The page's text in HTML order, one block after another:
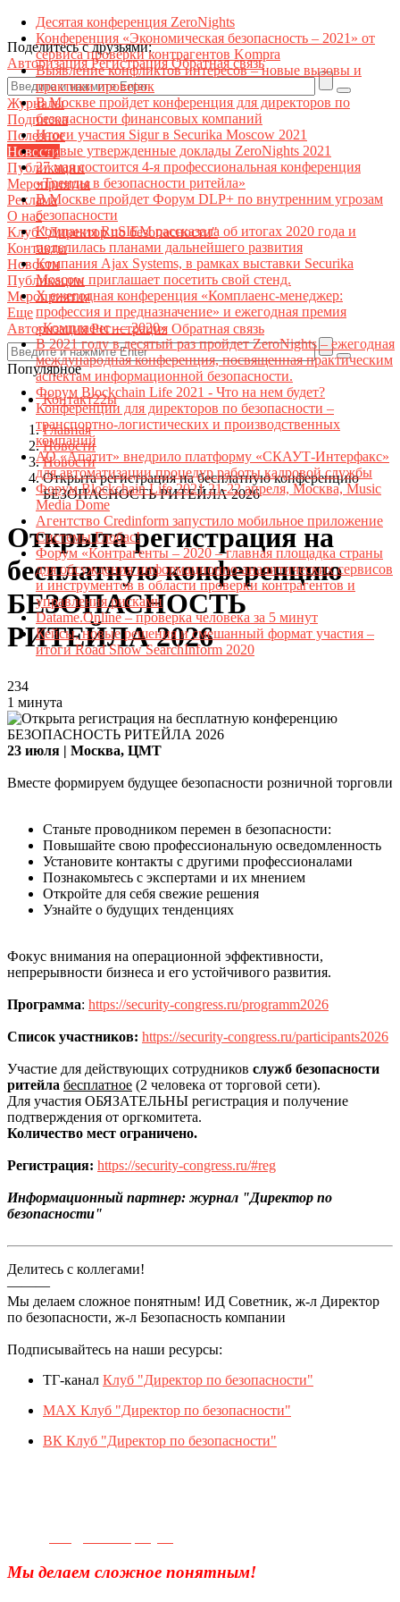
Поделитесь с друзьями:
АвторизацияРегистрацияОбратная связь
Журналы
Подписка
Полезное
Новости
Публикации
Мероприятия
Реклама
О нас
Клуб "Директор по безопасности"
Контакты
Новости
Публикации
Мероприятия
Еще
АвторизацияРегистрация Обратная связь
Популярное
Десятая конференция ZeroNights
Конференция «Экономическая безопасность – 2021» от
сервиса проверки контрагентов Kompra
Выявление конфликтов интересов – новые вызовы и
практики проверок
В Москве пройдет конференция для директоров по
безопасности финансовых компаний
Итоги участия Sigur в Securika Moscow 2021
Первые утвержденные доклады ZeroNights 2021
27 мая состоится 4-я профессиональная конференция
«Тренды в безопасности ритейла»
В Москве пройдет Форум DLP+ по внутренним угрозам
безопасности
Компания RuSIEM рассказала об итогах 2020 года и
поделилась планами дальнейшего развития
Компания Ajax Systems, в рамках выставки Securika
Moscow приглашает посетить свой стенд.
X ежегодная конференция «Комплаенс-менеджер:
профессия и предназначение» и ежегодная премия
«Комплаенс — 2020»
В 2021 году в десятый раз пройдет ZeroNights – ежегодная
международная конференция, посвященная практическим
аспектам информационной безопасности.
Форум Blockchain Life 2021 - Что на нем будет?
Конференции для директоров по безопасности –
транспортно-логистических и производственных
компаний
АО «Апатит» внедрило платформу «СКАУТ-Интерфакс»
для автоматизации процедур работы кадровой службы
Форум Blockchain Life 2021 21-22 апреля, Москва, Music
Media Dome
Агентство Credinform запустило мобильное приложение
Системы Глобас!
Форум «Контрагенты – 2020 – главная площадка страны
для обсуждения информационно-аналитических сервисов
и инструментов в области проверки контрагентов и
управления рисками
Datame.Online – проверка человека за 5 минут
Кейсы, новые решения и смешанный формат участия –
итоги Road Show SearchInform 2020
Контакт22ы
Главная
Новости
Новости
Открыта регистрация на бесплатную конференцию
БЕЗОПАСНОСТЬ РИТЕЙЛА 2026
Открыта регистрация на
бесплатную конференцию
БЕЗОПАСНОСТЬ
РИТЕЙЛА 2026
234
1 минута
23 июля | Москва, ЦМТ​​
Вместе формируем будущее безопасности розничной торговли
Станьте проводником перемен в безопасности:
Повышайте свою профессиональную осведомленность
Установите контакты с другими профессионалами
Познакомьтесь с экспертами и их мнением
Откройте для себя свежие решения
Узнайте о будущих тенденциях
Фокус внимания на операционной эффективности,
непрерывности бизнеса и его устойчивого развития.
Программа: https://security-congress.ru/programm2026
Список участников: https://security-congress.ru/participants2026
Участие для действующих сотрудников служб безопасности
ритейла бесплатное (2 человека от торговой сети).
​​​Для участия ОБЯЗАТЕЛЬНЫ регистрация и получение
подтверждения от оргкомитета.
Количество мест ограничено.​​​​
Регистрация: https://security-congress.ru/#reg
Информационный партнер: журнал "Директор по
безопасности"
Делитесь с коллегами!
———
Мы делаем сложное понятным! ИД Советник, ж-л Директор
по безопасности, ж-л Безопасность компании
Подписывайтесь на наши ресурсы:
ТГ-канал Клуб "Директор по безопасности"
MAX Клуб "Директор по безопасности"
ВК Клуб "Директор по безопасности"
Мы делаем сложное понятным!